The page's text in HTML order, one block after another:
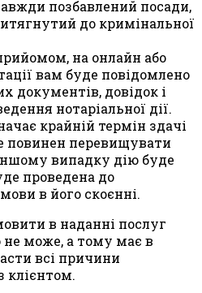
позбавлений посади,
до кримінальної
на онлайн або
вам буде повідомлено
документів, довідок і
нотаріальної дії.
крайній термін здачі
повинен перевищувати
випадку дію буде
проведена до
в його скоєнні.
в наданні послуг
не може, а тому має в
всі причини
клієнтом.